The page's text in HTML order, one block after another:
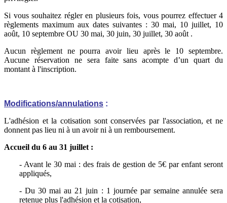
Si vous souhaitez régler en plusieurs fois, vous pourrez effectuer 4
règlements maximum aux dates suivantes : 30 mai, 10 juillet, 10
août, 10 septembre OU 30 mai, 30 juin, 30 juillet, 30 août .
Aucun règlement ne pourra avoir lieu après le 10 septembre.
Aucune réservation ne sera faite sans acompte d’un quart du
montant à l'inscription.
Modifications/annulations :
L'adhésion et la cotisation sont conservées par l'association, et ne
donnent pas lieu ni à un avoir ni à un remboursement.
Accueil du 6 au 31 juillet :
- Avant le 30 mai : des frais de gestion de 5€ par enfant seront
appliqués,
- Du 30 mai au 21 juin : 1 journée par semaine annulée sera
retenue plus l'adhésion et la cotisation,